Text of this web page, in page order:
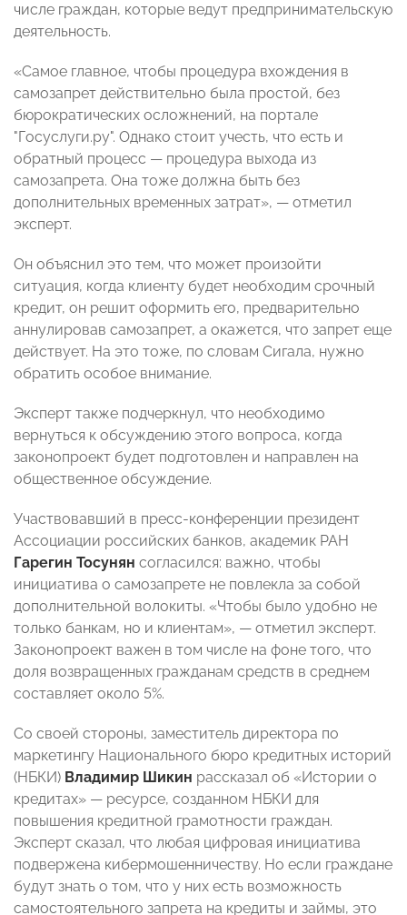
числе граждан, которые ведут предпринимательскую
деятельность.
«Самое главное, чтобы процедура вхождения в
самозапрет действительно была простой, без
бюрократических осложнений, на портале
"Госуслуги.ру". Однако стоит учесть, что есть и
обратный процесс — процедура выхода из
самозапрета. Она тоже должна быть без
дополнительных временных затрат», — отметил
эксперт.
Он объяснил это тем, что может произойти
ситуация, когда клиенту будет необходим срочный
кредит, он решит оформить его, предварительно
аннулировав самозапрет, а окажется, что запрет еще
действует. На это тоже, по словам Сигала, нужно
обратить особое внимание.
Эксперт также подчеркнул, что необходимо
вернуться к обсуждению этого вопроса, когда
законопроект будет подготовлен и направлен на
общественное обсуждение.
Участвовавший в пресс-конференции президент
Ассоциации российских банков, академик РАН
Гарегин Тосунян согласился: важно, чтобы
инициатива о самозапрете не повлекла за собой
дополнительной волокиты. «Чтобы было удобно не
только банкам, но и клиентам», — отметил эксперт.
Законопроект важен в том числе на фоне того, что
доля возвращенных гражданам средств в среднем
составляет около 5%.
Со своей стороны, заместитель директора по
маркетингу Национального бюро кредитных историй
(НБКИ) Владимир Шикин рассказал об «Истории о
кредитах» — ресурсе, созданном НБКИ для
повышения кредитной грамотности граждан.
Эксперт сказал, что любая цифровая инициатива
подвержена кибермошенничеству. Но если граждане
будут знать о том, что у них есть возможность
самостоятельного запрета на кредиты и займы, это